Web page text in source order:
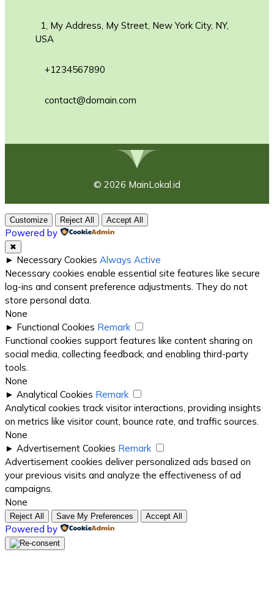
1, My Address, My Street, New York City, NY,
USA
+1234567890
contact@domain.com
© 2026 MainLokal.id
Customize Reject All Accept All
Powered by
✖
► Necessary Cookies Always Active
Necessary cookies enable essential site features like secure
log-ins and consent preference adjustments. They do not
store personal data.
None
► Functional Cookies Remark
Functional cookies support features like content sharing on
social media, collecting feedback, and enabling third-party
tools.
None
► Analytical Cookies Remark
Analytical cookies track visitor interactions, providing insights
on metrics like visitor count, bounce rate, and traffic sources.
None
► Advertisement Cookies Remark
Advertisement cookies deliver personalized ads based on
your previous visits and analyze the effectiveness of ad
campaigns.
None
Reject All Save My Preferences Accept All
Powered by